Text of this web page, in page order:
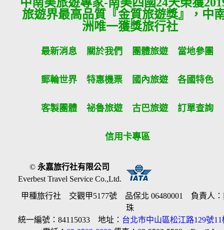
旅遊界最高品質『金質旅遊獎』，中
洲唯一獲獎旅行社
最新消息 關於我們 團體旅遊 當地參團
郵輪世界 特惠機票 國內旅遊 各國特色
客製團體 祕魯旅遊 古巴旅遊 訂單查詢
信用卡專區
©永嘉旅行社有限公司
Everbest Travel Service Co.,Ltd.
甲種旅行社 交觀甲5177號 品保北 06480001 負責人：
珠
統一編號：84115033 地址： 台北市中山區松江路129號11